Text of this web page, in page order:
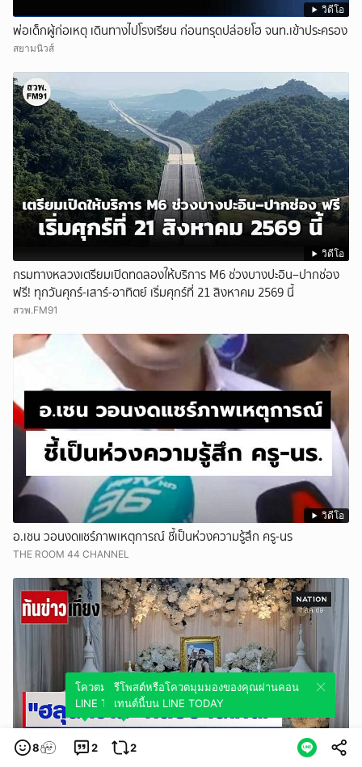
วิดีโอ
พ่อเด็กผู้ก่อเหตุ เดินทางไปโรงเรียน ก่อนทรุดปล่อยโฮ จนท.เข้าประครอง
สยามนิวส์
วิดีโอ
กรมทางหลวงเตรียมเปิดทดลองให้บริการ M6 ช่วงบางปะอิน–ปากช่อง
ฟรี! ทุกวันศุกร์-เสาร์-อาทิตย์ เริ่มศุกร์ที่ 21 สิงหาคม 2569 นี้
สวพ.FM91
วิดีโอ
อ.เชน วอนงดแชร์ภาพเหตุการณ์ ชี้เป็นห่วงความรู้สึก ครู-นร
THE ROOM 44 CHANNEL
วิดีโอ
8 2
โควตมุมมองของคุณผ่านคอนเทนต์นี้บน
LINE TODAY
2
รีโพสต์หรือโควตมุมมองของคุณผ่านคอน
เทนต์นี้บน LINE TODAY